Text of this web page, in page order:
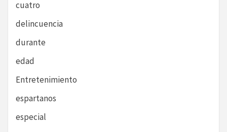
cuatro
delincuencia
durante
edad
Entretenimiento
espartanos
especial